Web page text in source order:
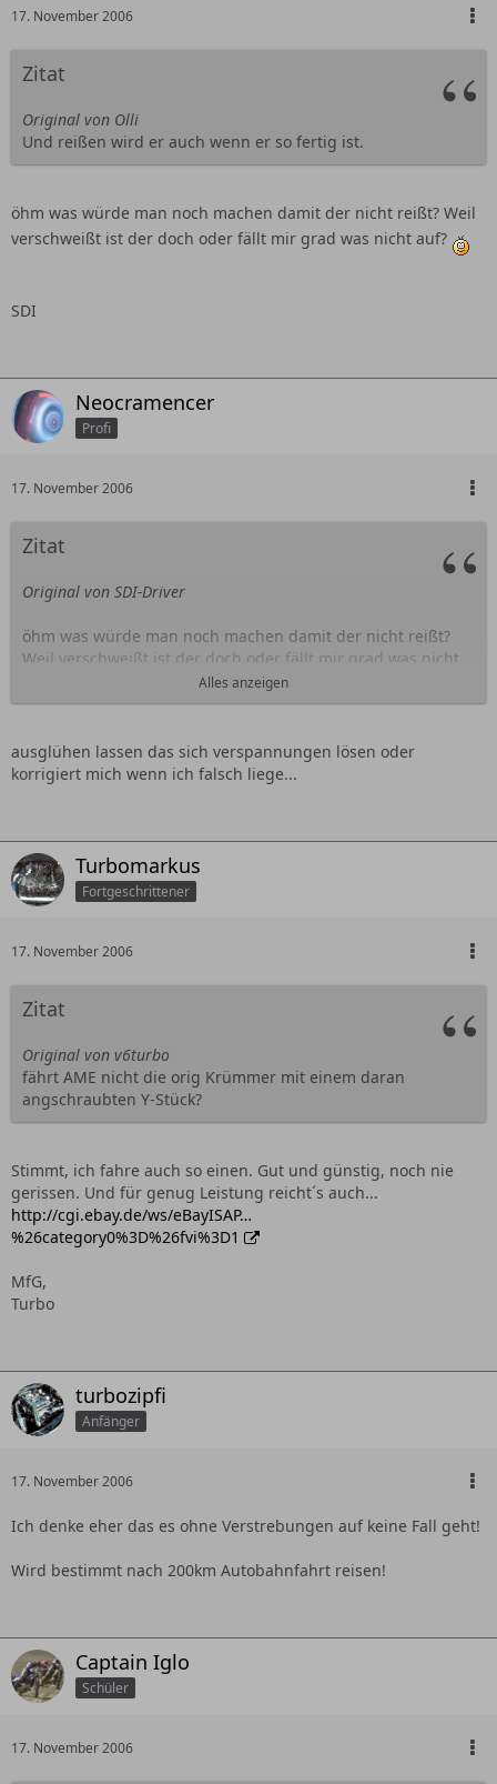
17. November 2006
Zitat
Original von Olli
Und reißen wird er auch wenn er so fertig ist.
öhm was würde man noch machen damit der nicht reißt? Weil
verschweißt ist der doch oder fällt mir grad was nicht auf?
SDI
Neocramencer
Profi
17. November 2006
Zitat
Original von SDI-Driver
öhm was würde man noch machen damit der nicht reißt?
Weil verschweißt ist der doch oder fällt mir grad was nicht
SDI
Alles anzeigen
ausglühen lassen das sich verspannungen lösen oder
korrigiert mich wenn ich falsch liege...
Turbomarkus
Fortgeschrittener
17. November 2006
Zitat
Original von v6turbo
fährt AME nicht die orig Krümmer mit einem daran
angschraubten Y-Stück?
Stimmt, ich fahre auch so einen. Gut und günstig, noch nie
gerissen. Und für genug Leistung reicht´s auch...
http://cgi.ebay.de/ws/eBayISAP…
%26category0%3D%26fvi%3D1
MfG,
Turbo
turbozipfi
Anfänger
17. November 2006
Ich denke eher das es ohne Verstrebungen auf keine Fall geht!
Wird bestimmt nach 200km Autobahnfahrt reisen!
Captain Iglo
Schüler
17. November 2006